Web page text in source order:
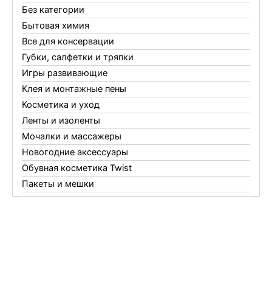
Без категории
Бытовая химия
Все для консервации
Губки, салфетки и тряпки
Игры развивающие
Клея и монтажные пены
Косметика и уход
Ленты и изоленты
Мочалки и массажеры
Новогодние аксессуары
Обувная косметика Twist
Пакеты и мешки
Перчатки